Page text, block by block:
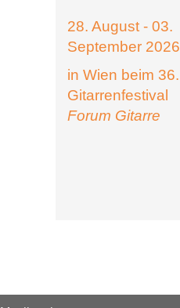
28. August - 03.
September 2026
in Wien beim 36.
Gitarrenfestival
Forum Gitarre